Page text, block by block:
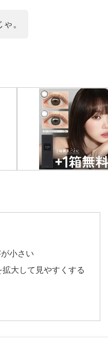
。
小さい
大して見やすくする